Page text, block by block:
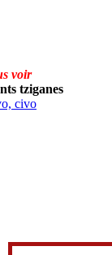
voir
tziganes
civo